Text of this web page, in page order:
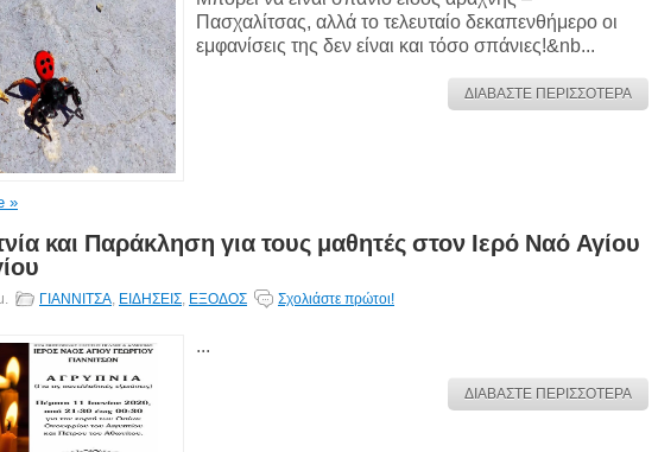
Πασχαλίτσας, αλλά το τελευταίο δεκαπενθήμερο οι
εμφανίσεις της δεν είναι και τόσο σπάνιες!&nb...
ΔΙΑΒΑΣΤΕ ΠΕΡΙΣΣΟΤΕΡΑ
»
και Παράκληση για τους μαθητές στον Ιερό Ναό Αγίου
ΓΙΑΝΝΙΤΣΑ, ΕΙΔΗΣΕΙΣ, ΕΞΟΔΟΣ Σχολιάστε πρώτοι!
...
ΔΙΑΒΑΣΤΕ ΠΕΡΙΣΣΟΤΕΡΑ